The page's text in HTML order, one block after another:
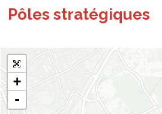
Pôles stra­té­giques
+
-